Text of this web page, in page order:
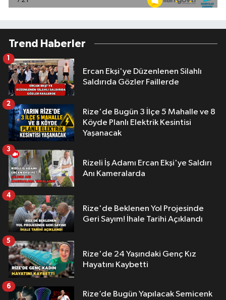
Trend Haberler
Ercan Ekşi'ye Düzenlenen Silahlı
Saldırıda Gözler Faillerde
1
Rize'de Bugün 3 İlçe 5 Mahalle ve 8
Köyde Planlı Elektrik Kesintisi
Yaşanacak
2
Rizeli İş Adamı Ercan Ekşi'ye Saldırı
Anı Kameralarda
3
Rize'de Beklenen Yol Projesinde
Geri Sayım! İhale Tarihi Açıklandı
4
Rize'de 24 Yaşındaki Genç Kız
Hayatını Kaybetti
5
Rize’de Bugün Yapılacak Semicenk
6